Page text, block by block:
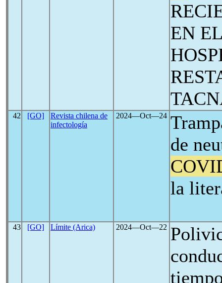
EN
42 [GO]
Revista chilena de
infectología
2024―Oct―24
de
la
43 [GO] Límite (Arica) 2024―Oct―22